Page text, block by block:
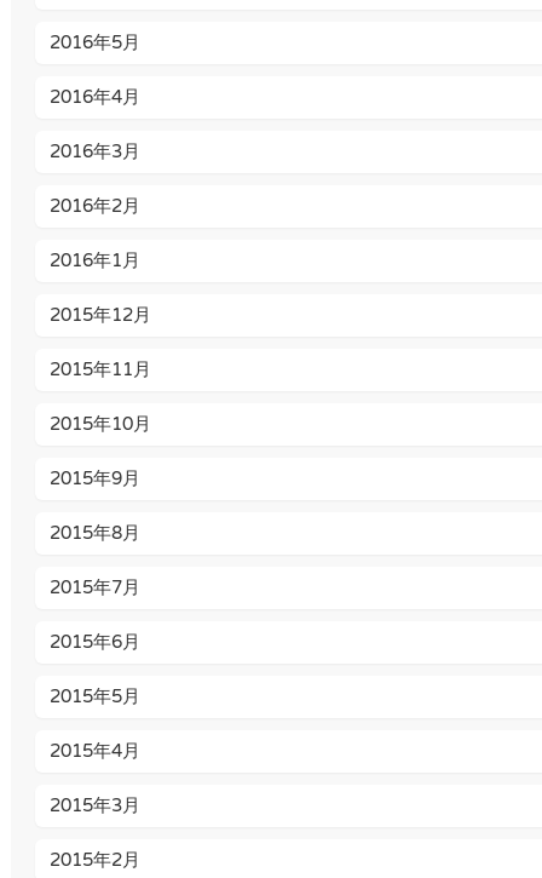
2016年5月
2016年4月
2016年3月
2016年2月
2016年1月
2015年12月
2015年11月
2015年10月
2015年9月
2015年8月
2015年7月
2015年6月
2015年5月
2015年4月
2015年3月
2015年2月